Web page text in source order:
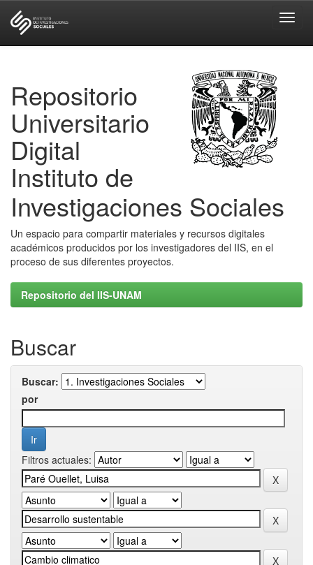
Repositorio
Universitario
Digital
Instituto de
Investigaciones Sociales
Un espacio para compartir materiales y recursos digitales
académicos producidos por los investigadores del IIS, en el
proceso de sus diferentes proyectos.
Repositorio del IIS-UNAM
Buscar
Buscar:
por
Filtros actuales: